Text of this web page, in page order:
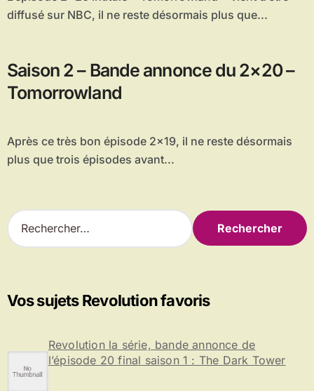
diffusé sur NBC, il ne reste désormais plus que...
Saison 2 – Bande annonce du 2×20 –
Tomorrowland
Après ce très bon épisode 2×19, il ne reste désormais
plus que trois épisodes avant...
R
e
r
c
r
Vos sujets Revolution favoris
Revolution la série, bande annonce de
l’épisode 20 final saison 1 : The Dark Tower